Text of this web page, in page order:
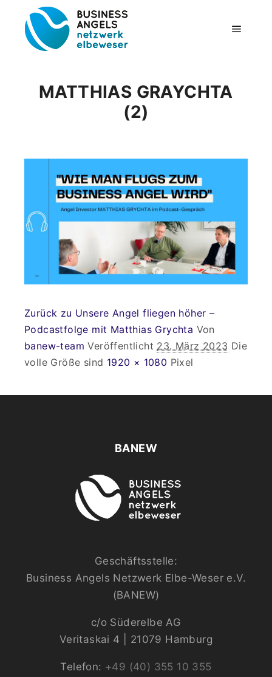
MATTHIAS GRAYCHTA
(2)
Zurück zu Unsere Angel fliegen höher –
Podcastfolge mit Matthias Grychta Von
banew-team Veröffentlicht 23. März 2023 Die
volle Größe sind 1920 × 1080 Pixel
BANEW
Geschäftsstelle:
Business Angels Netzwerk Elbe-Weser e.V.
(BANEW)
c/o Süderelbe AG
Veritaskai 4 | 21079 Hamburg
Telefon: +49 (40) 355 10 355